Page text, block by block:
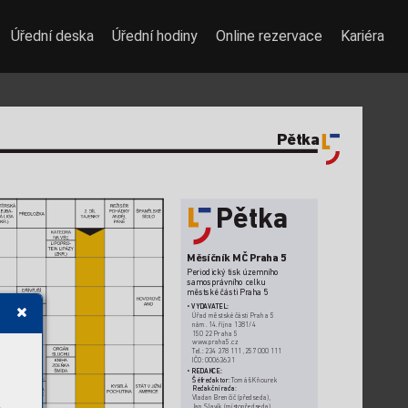
Pětka
Měsíčník MČ Praha 5
Periodický tisk územního
samosprávního celku
městské části Praha 5
• VYDAVATEL:
Úřad městské části Praha 5
nám. 14. října 1381/4
150 22 Praha 5
www.praha5.cz
Tel.: 234 378 111, 257 000 111
IČO: 00063631
• REDAKCE:
Šéfredaktor: Tomáš Kňourek
Redakční rada:
Vladan Brenčič (předseda),
Jan Slavík (místopředseda),
Pětka
Úřední deska Úřední hodiny Online rezervace Kariéra